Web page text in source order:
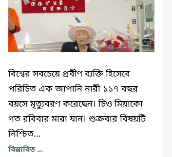
বিশ্বের সবচেয়ে প্রবীণ ব্যক্তি হিসেবে
পরিচিত এক জাপানি নারী ১১৭ বছর
বয়সে মৃত্যুবরণ করেছেন। চিও মিয়াকো
গত রবিবার মারা যান। শুক্রবার বিষয়টি
নিশ্চিত...
বিস্তারিত ...